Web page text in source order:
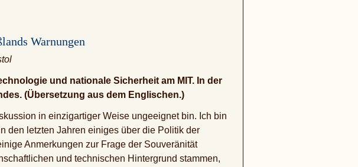
Warnungen
und nationale Sicherheit am MIT. In der
(Übersetzung aus dem Englischen.)
in einzigartiger Weise ungeeignet bin. Ich bin
den letzten Jahren einiges über die Politik der
Anmerkungen zur Frage der Souveränität
und technischen Hintergrund stammen,